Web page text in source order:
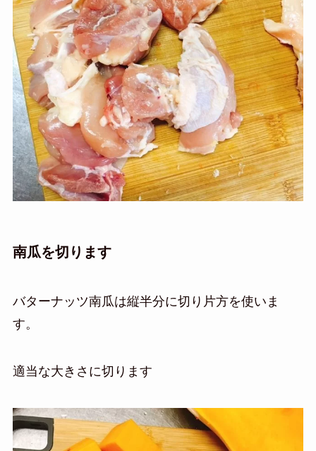
南瓜を切ります
バターナッツ南瓜は縦半分に切り片方を使いま
す。
適当な大きさに切ります